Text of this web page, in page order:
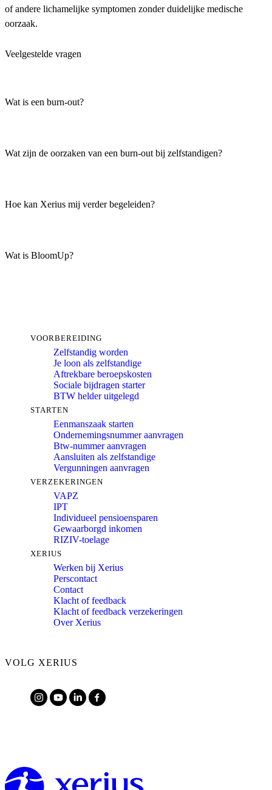
of andere lichamelijke symptomen zonder duidelijke medische
oorzaak.
Veelgestelde vragen
Wat is een burn-out?
Wat zijn de oorzaken van een burn-out bij zelfstandigen?
Hoe kan Xerius mij verder begeleiden?
Wat is BloomUp?
VOORBEREIDING
Zelfstandig worden
Je loon als zelfstandige
Aftrekbare beroepskosten
Sociale bijdragen starter
BTW helder uitgelegd
STARTEN
Eenmanszaak starten
Ondernemingsnummer aanvragen
Btw-nummer aanvragen
Aansluiten als zelfstandige
Vergunningen aanvragen
VERZEKERINGEN
VAPZ
IPT
Individueel pensioensparen
Gewaarborgd inkomen
RIZIV-toelage
XERIUS
Werken bij Xerius
Perscontact
Contact
Klacht of feedback
Klacht of feedback verzekeringen
Over Xerius
VOLG XERIUS